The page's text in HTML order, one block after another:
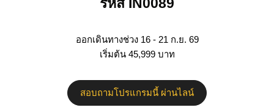
ออกเดินทางช่วง 16 - 21 ก.ย. 69
เริ่มต้น 45,999 บาท
สอบถามโปรแกรมนี้ ผ่านไลน์